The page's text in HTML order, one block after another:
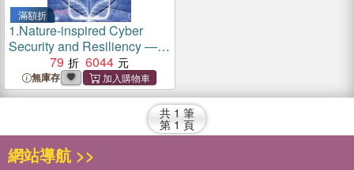
滿額折
1.Nature-inspired Cyber
Security and Resiliency ―
Fundamentals, Techniques
and Applications
79 6044
無庫存
共 1 筆
第 1 頁
網站導航 >>